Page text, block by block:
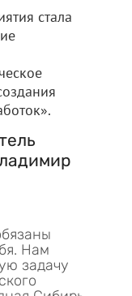
стала
Нам
задачу